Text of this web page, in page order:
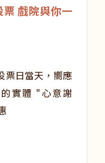
戲院與你一
票日當天，嚮應
實體 "心意謝